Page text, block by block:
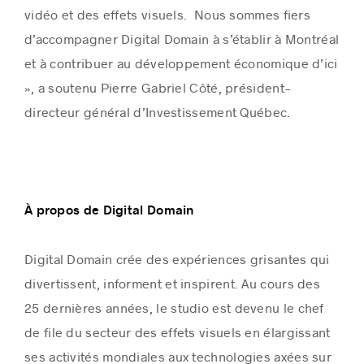
vidéo et des effets visuels. Nous sommes fiers
d’accompagner Digital Domain à s’établir à Montréal
et à contribuer au développement économique d’ici
», a soutenu Pierre Gabriel Côté, président-
directeur général d’Investissement Québec.
À propos de Digital Domain
Digital Domain crée des expériences grisantes qui
divertissent, informent et inspirent. Au cours des
25 dernières années, le studio est devenu le chef
de file du secteur des effets visuels en élargissant
ses activités mondiales aux technologies axées sur